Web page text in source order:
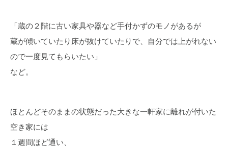
「蔵の２階に古い家具や器など手付かずのモノがあるが
蔵が傾いていたり床が抜けていたりで、自分では上がれない
ので一度見てもらいたい」
など。
ほとんどそのままの状態だった大きな一軒家に離れが付いた
空き家には
１週間ほど通い、